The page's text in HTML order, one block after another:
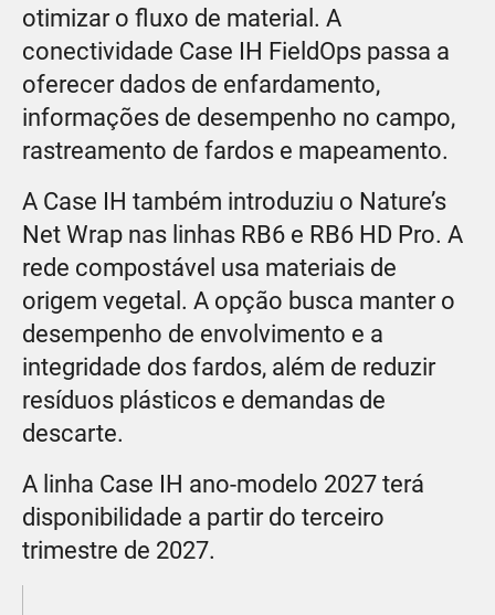
otimizar o fluxo de material. A
conectividade Case IH FieldOps passa a
oferecer dados de enfardamento,
informações de desempenho no campo,
rastreamento de fardos e mapeamento.
A Case IH também introduziu o Nature’s
Net Wrap nas linhas RB6 e RB6 HD Pro. A
rede compostável usa materiais de
origem vegetal. A opção busca manter o
desempenho de envolvimento e a
integridade dos fardos, além de reduzir
resíduos plásticos e demandas de
descarte.
A linha Case IH ano-modelo 2027 terá
disponibilidade a partir do terceiro
trimestre de 2027.